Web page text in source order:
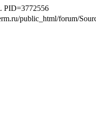
PID=3772556
public_html/forum/